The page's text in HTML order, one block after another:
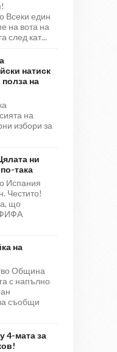
Всеки един
на вота на
след кат...
натиск
на
на
избори за
ни
така
Испания
Честито!
що
ФИФА
на
Община
с напълно
съобщи
4-мата за